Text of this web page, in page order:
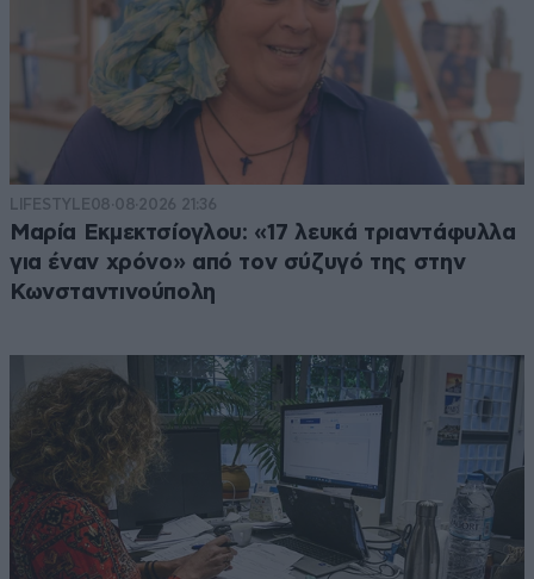
LIFESTYLE08·08·2026 21:36
Μαρία Εκμεκτσίογλου: «17 λευκά τριαντάφυλλα
για έναν χρόνο» από τον σύζυγό της στην
Κωνσταντινούπολη